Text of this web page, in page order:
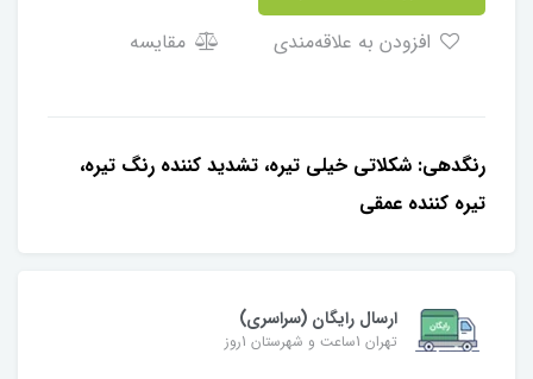
مقایسه
رنگدهی: شكلاتى خيلى تيره، تشديد كننده رنگ تيره،
تيره كننده عمقى
ارسال رایگان (سراسری)
تهران 1ساعت و شهرستان 1روز